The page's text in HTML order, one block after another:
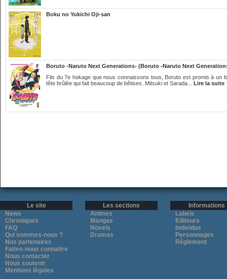
Boku no Yukichi Oji-san
Boruto -Naruto Next Generations- (Boruto -Naruto Next
Fils du 7e hokage que nous connaissons tous, Boruto est promis à un
tête brûlée qui fait beaucoup de bêtises. Mitsuki et Sarada... Lire la suite
Le site
News
Chroniques
FAQ
Qui sommes-nous ?
Nos partenaires
Faites-nous connaitre
Nous contacter
Nous soutenir
Mentions légales
Les sections
Animes
Mangas
Novels
Dramas
Informations
Labels
Editeurs
Individus
Personnages
Règlement